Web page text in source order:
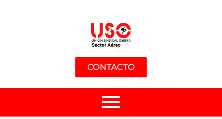
CONTACTO